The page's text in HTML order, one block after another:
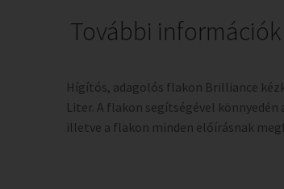
További információk
Hígítós, adagolós flakon Brilliance
Liter. A flakon segítségével
illetve a flakon minden előírásnak